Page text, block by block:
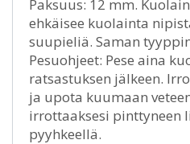
Paksuus: 12 mm.
ehkäisee kuolainta
suupieliä. Saman
Pesuohjeet: Pese aina
ratsastuksen jälkeen.
ja upota kuumaan
irrottaaksesi pinttyneen
pyyhkeellä.